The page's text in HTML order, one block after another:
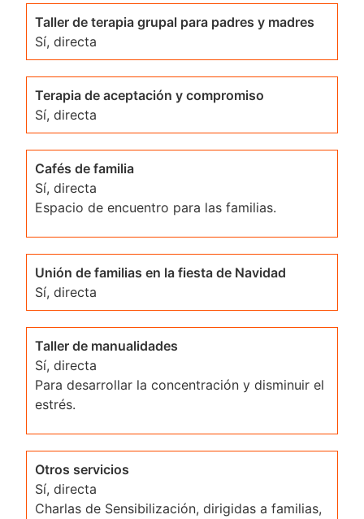
Taller de terapia grupal para padres y madres
Sí, directa
Terapia de aceptación y compromiso
Sí, directa
Cafés de familia
Sí, directa
Espacio de encuentro para las familias.
Unión de familias en la fiesta de Navidad
Sí, directa
Taller de manualidades
Sí, directa
Para desarrollar la concentración y disminuir el
estrés.
Otros servicios
Sí, directa
Charlas de Sensibilización, dirigidas a familias,